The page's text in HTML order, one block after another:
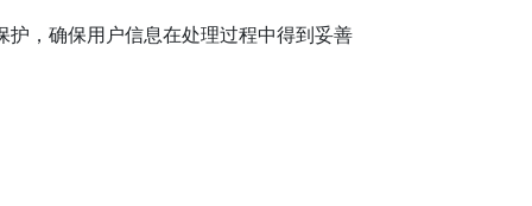
，确保用户信息在处理过程中得到妥善